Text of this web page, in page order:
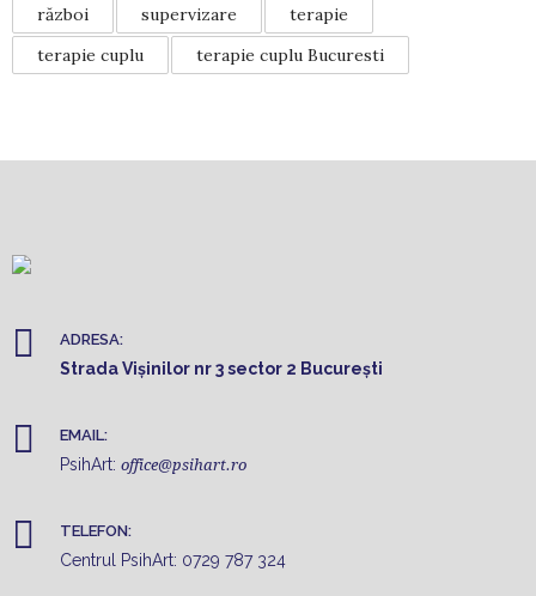
război
supervizare
terapie
terapie cuplu
terapie cuplu Bucuresti
ADRESA:
Strada Vișinilor nr 3 sector 2 București
EMAIL:
PsihArt: office@psihart.ro
TELEFON:
Centrul PsihArt: 0729 787 324